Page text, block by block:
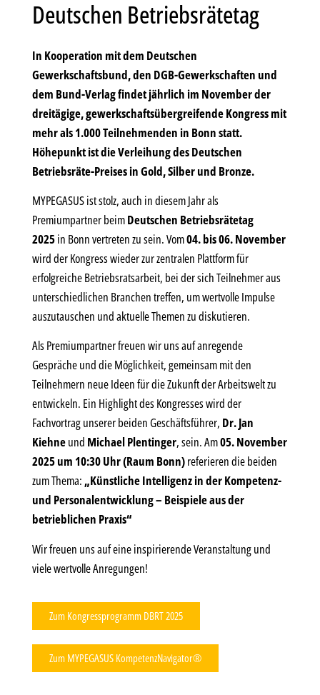
Deutschen Betriebsrätetag
In Kooperation mit dem Deutschen
Gewerkschaftsbund, den DGB-Gewerkschaften und
dem Bund-Verlag findet jährlich im November der
dreitägige, gewerkschaftsübergreifende Kongress mit
mehr als 1.000 Teilnehmenden in Bonn statt.
Höhepunkt ist die Verleihung des Deutschen
Betriebsräte-Preises in Gold, Silber und Bronze.
MYPEGASUS ist stolz, auch in diesem Jahr als
Premiumpartner beimDeutschen Betriebsrätetag
2025in Bonn vertreten zu sein. Vom04. bis 06. November
wird der Kongress wieder zur zentralen Plattform für
erfolgreiche Betriebsratsarbeit, bei der sich Teilnehmer aus
unterschiedlichen Branchen treffen, um wertvolle Impulse
auszutauschen und aktuelle Themen zu diskutieren.
Als Premiumpartner freuen wir uns auf anregende
Gespräche und die Möglichkeit, gemeinsam mit den
Teilnehmern neue Ideen für die Zukunft der Arbeitswelt zu
entwickeln. Ein Highlight des Kongresses wird der
Fachvortrag unserer beiden Geschäftsführer, Dr. Jan
Kiehneund Michael Plentinger, sein. Am05. November
2025 um 10:30 Uhr (Raum Bonn)referieren die beiden
zum Thema: „Künstliche Intelligenz in der Kompetenz-
und Personalentwicklung – Beispiele aus der
betrieblichen Praxis“
Wir freuen uns auf eine inspirierende Veranstaltung und
viele wertvolle Anregungen!
Zum Kongressprogramm DBRT 2025
Zum MYPEGASUS KompetenzNavigator®